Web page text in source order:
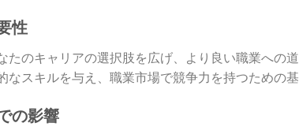
性
たのキャリアの選択肢を広げ、より良い職業への
なスキルを与え、職業市場で競争力を持つための基
の影響